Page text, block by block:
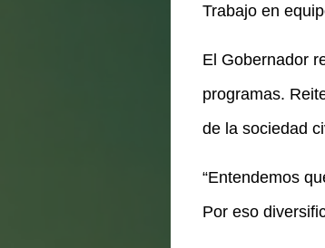
Trabajo en
El Gobernador
programas.
de la sociedad
“Entendemos
Por eso